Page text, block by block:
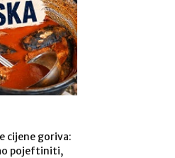
cijene goriva:
pojeftiniti,